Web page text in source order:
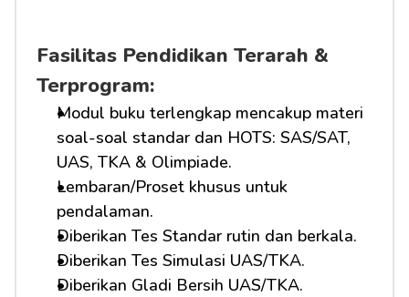
Fasilitas Pendidikan Terarah &
Terprogram:
Modul buku terlengkap mencakup materi
soal-soal standar dan HOTS: SAS/SAT,
UAS, TKA & Olimpiade.
Lembaran/Proset khusus untuk
pendalaman.
Diberikan Tes Standar rutin dan berkala.
Diberikan Tes Simulasi UAS/TKA.
Diberikan Gladi Bersih UAS/TKA.